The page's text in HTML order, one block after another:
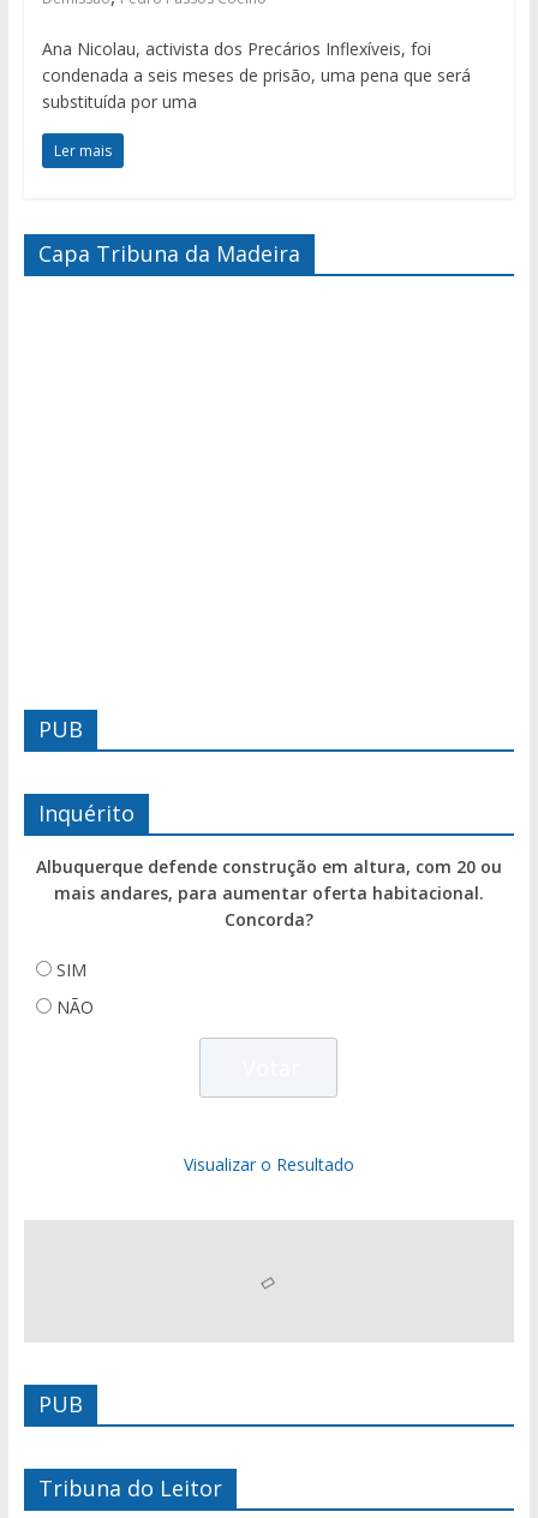
Ana Nicolau, activista dos Precários Inflexíveis, foi
condenada a seis meses de prisão, uma pena que será
substituída por uma
Ler mais
Capa Tribuna da Madeira
PUB
Inquérito
Albuquerque defende construção em altura, com 20 ou
mais andares, para aumentar oferta habitacional.
Concorda?
SIM
NÃO
Visualizar o Resultado
PUB
Tribuna do Leitor